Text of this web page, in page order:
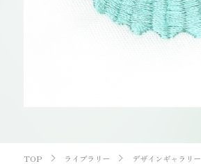
オンラインショップ
OEM
TOP ライブラリー デザインギャラリー